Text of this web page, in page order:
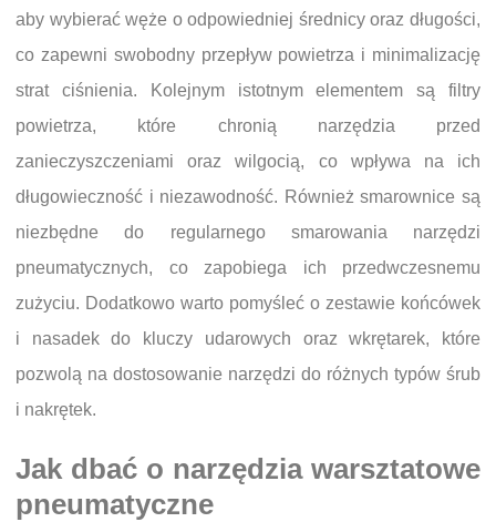
aby wybierać węże o odpowiedniej średnicy oraz długości,
co zapewni swobodny przepływ powietrza i minimalizację
strat ciśnienia. Kolejnym istotnym elementem są filtry
powietrza, które chronią narzędzia przed
zanieczyszczeniami oraz wilgocią, co wpływa na ich
długowieczność i niezawodność. Również smarownice są
niezbędne do regularnego smarowania narzędzi
pneumatycznych, co zapobiega ich przedwczesnemu
zużyciu. Dodatkowo warto pomyśleć o zestawie końcówek
i nasadek do kluczy udarowych oraz wkrętarek, które
pozwolą na dostosowanie narzędzi do różnych typów śrub
i nakrętek.
Jak dbać o narzędzia warsztatowe
pneumatyczne